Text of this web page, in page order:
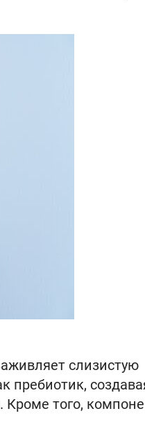
слизистую
пребиотик,
Кроме того,